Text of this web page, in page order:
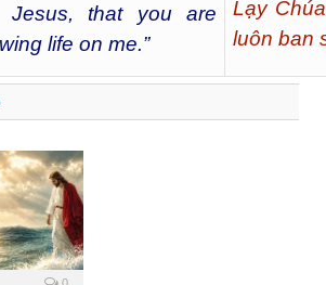
Jesus, that you are
life on me.”
Lạy
luôn ban